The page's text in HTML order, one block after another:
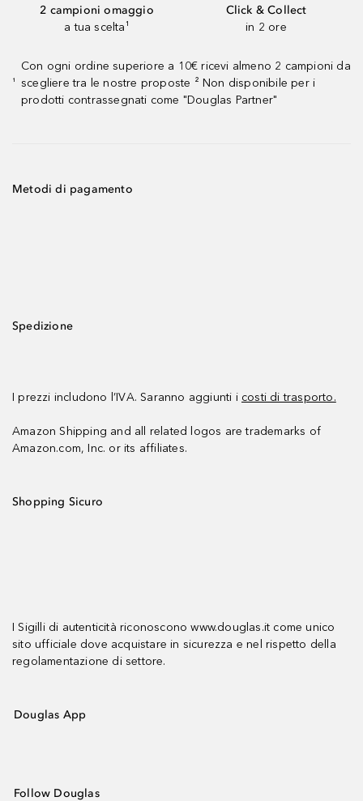
2 campioni omaggio
a tua scelta¹
Click & Collect
in 2 ore
¹
Con ogni ordine superiore a 10€ ricevi almeno 2 campioni da
scegliere tra le nostre proposte ² Non disponibile per i
prodotti contrassegnati come "Douglas Partner"
Metodi di pagamento
Spedizione
I prezzi includono l’IVA. Saranno aggiunti i costi di trasporto.
Amazon Shipping and all related logos are trademarks of
Amazon.com, Inc. or its affiliates.
Shopping Sicuro
I Sigilli di autenticità riconoscono www.douglas.it come unico
sito ufficiale dove acquistare in sicurezza e nel rispetto della
regolamentazione di settore.
Douglas App
Follow Douglas